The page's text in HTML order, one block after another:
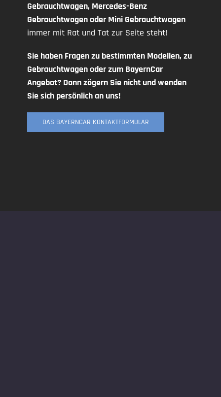
Gebrauchtwagen, Mercedes-Benz
Gebrauchtwagen oder Mini Gebrauchtwagen
immer mit Rat und Tat zur Seite steht!
Sie haben Fragen zu bestimmten Modellen, zu
Gebrauchtwagen oder zum BayernCar
Angebot? Dann zögern Sie nicht und wenden
Sie sich persönlich an uns!
DAS BAYERNCAR KONTAKTFORMULAR